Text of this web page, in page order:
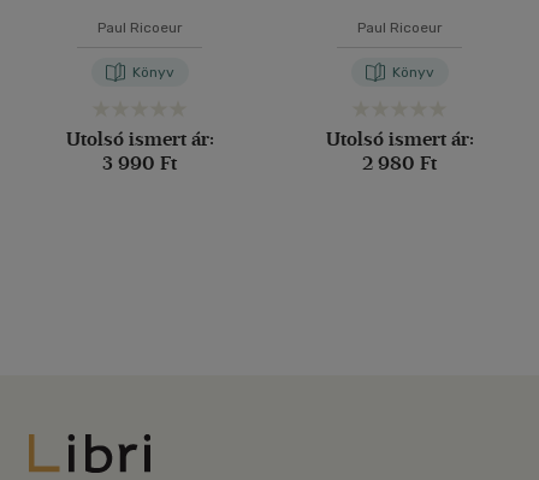
Paul Ricoeur
Könyv
Utolsó ismert ár:
3 990 Ft
Paul Ricoeur
Könyv
Utolsó ismert ár:
2 980 Ft
Libri